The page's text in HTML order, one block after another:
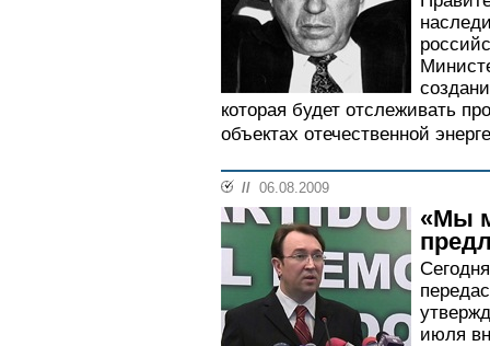
которая будет отслеживать
объектах отечественной
// 06.08.2009
«Мы
июля